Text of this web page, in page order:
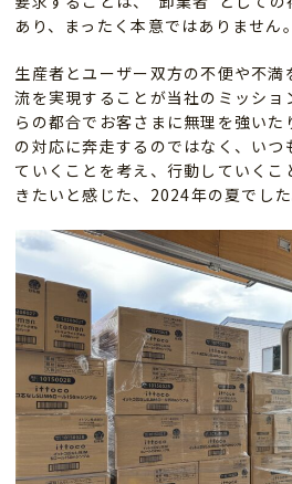
あり、まったく本意ではありません。
生産者とユーザー双方の不便や不満
流を実現することが当社のミッショ
らの都合でお客さまに無理を強いた
の対応に奔走するのではなく、い
ていくことを考え、行動していくこ
きたいと感じた、2024年の夏でした